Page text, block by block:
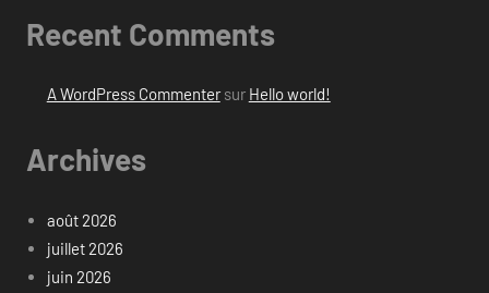
Recent Comments
A WordPress Commentersur Hello world!
Archives
août 2026
juillet 2026
juin 2026